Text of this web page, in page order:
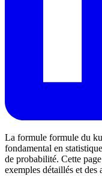
La formule formule du
fondamental en
de probabilité. Cette
exemples détaillés et des